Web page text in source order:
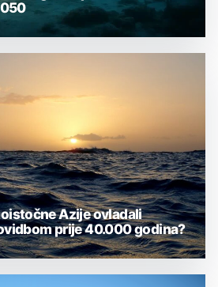
Azije ovladali
prije 40.000 godina?